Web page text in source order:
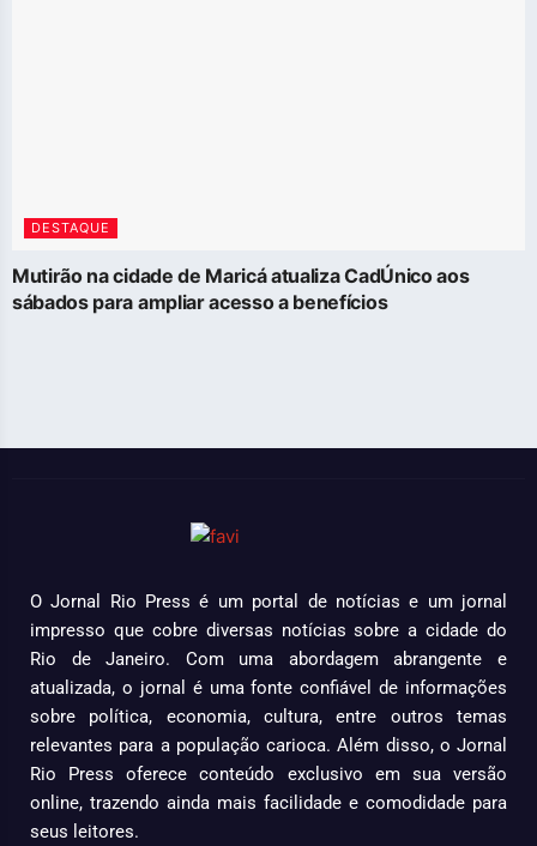
DESTAQUE
Mutirão na cidade de Maricá atualiza CadÚnico aos
sábados para ampliar acesso a benefícios
O Jornal Rio Press é um portal de notícias e um jornal
impresso que cobre diversas notícias sobre a cidade do
Rio de Janeiro. Com uma abordagem abrangente e
atualizada, o jornal é uma fonte confiável de informações
sobre política, economia, cultura, entre outros temas
relevantes para a população carioca. Além disso, o Jornal
Rio Press oferece conteúdo exclusivo em sua versão
online, trazendo ainda mais facilidade e comodidade para
seus leitores.